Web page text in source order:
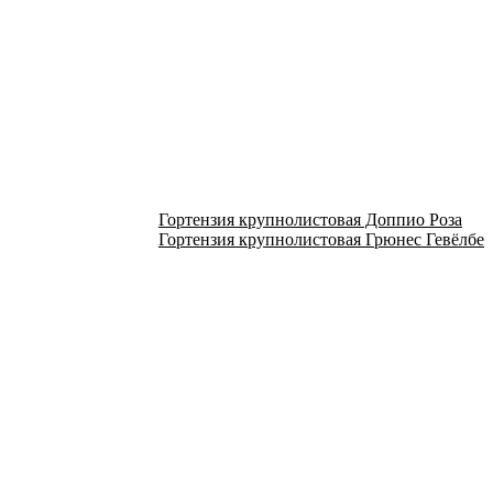
Гортензия крупнолистовая Доппио Роза
Гортензия крупнолистовая Грюнес Гевёлбе